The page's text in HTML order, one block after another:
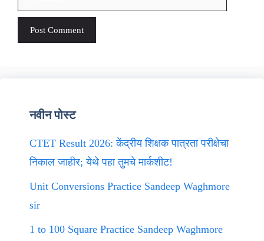
नवीन पोस्ट
CTET Result 2026: केंद्रीय शिक्षक पात्रता परीक्षेचा
निकाल जाहीर; येथे पहा तुमचे मार्कशीट!
Unit Conversions Practice Sandeep Waghmore
sir
1 to 100 Square Practice Sandeep Waghmore